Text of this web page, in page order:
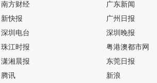
南方财经
广东新闻
新快报
广州日报
深圳电台
深圳晚报
珠江时报
粤港澳都市网
潇湘晨报
东莞日报
腾讯
新浪